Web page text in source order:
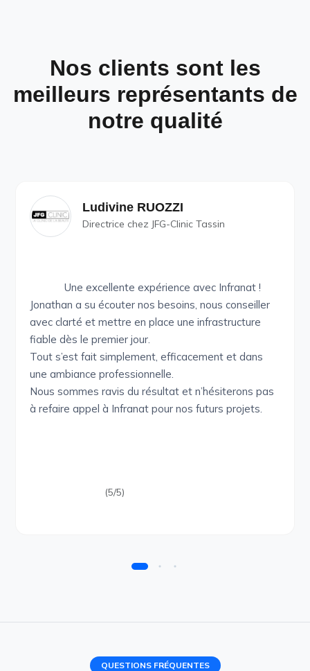
Nos clients sont les
meilleurs représentants de
notre qualité
Ludivine RUOZZI
Directrice chez JFG-Clinic Tassin
Une excellente expérience avec Infranat !
Jonathan a su écouter nos besoins, nous conseiller
avec clarté et mettre en place une infrastructure
fiable dès le premier jour.
Tout s’est fait simplement, efficacement et dans
une ambiance professionnelle.
Nous sommes ravis du résultat et n’hésiterons pas
à refaire appel à Infranat pour nos futurs projets.
(5/5)
QUESTIONS FRÉQUENTES